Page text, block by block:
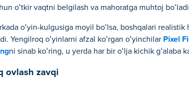
oʻtkir vaqtni belgilash va mahoratga muhtoj
oʻyin-kulgusiga moyil boʻlsa, boshqalari
Yengilroq oʻyinlarni afzal koʻrgan oʻyinchilar Pixel
ni sinab koʻring, u yerda har bir oʻlja kichik gʻalaba
ovlash zavqi